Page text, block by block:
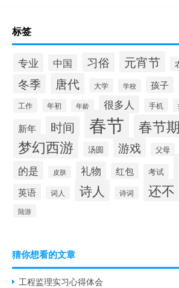
标签
专业 中国 习俗 元宵节
冬季 唐代 大学 学校 孩子
工作 年初 年龄 很多人 手机
新年 时间 春节 春节
梦幻西游 汤圆 游戏 父母
的是 皮肤 礼物 红包 考试
英语 词人 诗人 诗词 还不
陆游
猜你想看的文章
工程监理实习心得体会